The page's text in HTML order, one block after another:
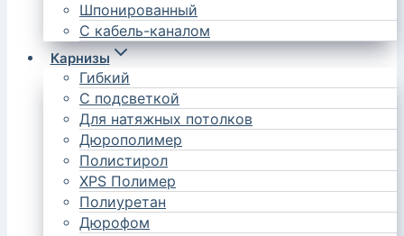
Шпонированный
С кабель-каналом
Карнизы
Гибкий
С подсветкой
Для натяжных потолков
Дюрополимер
Полистирол
XPS Полимер
Полиуретан
Дюрофом